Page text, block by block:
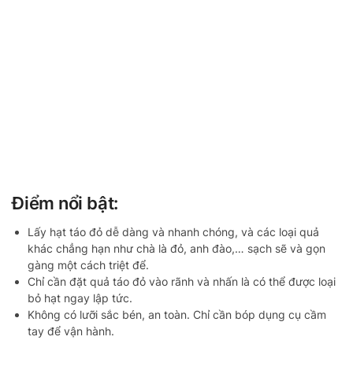
Điểm nổi bật:
Lấy hạt táo đỏ dễ dàng và nhanh chóng, và các loại quả
khác chẳng hạn như chà là đỏ, anh đào,… sạch sẽ và gọn
gàng một cách triệt để.
Chỉ cần đặt quả táo đỏ vào rãnh và nhấn là có thể được loại
bỏ hạt ngay lập tức.
Không có lưỡi sắc bén, an toàn. Chỉ cần bóp dụng cụ cầm
tay để vận hành.